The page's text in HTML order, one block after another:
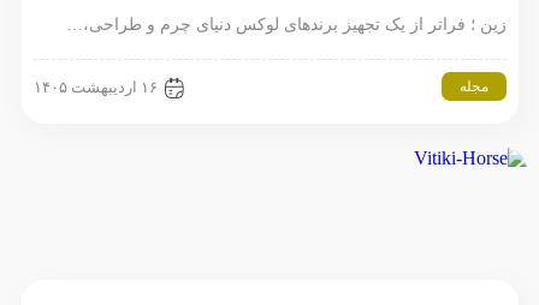
زین ؛ فراتر از یک تجهیز برندهای لوکس دنیای چرم و طراحی،…
مجله ۱۶ اردیبهشت ۱۴۰۵